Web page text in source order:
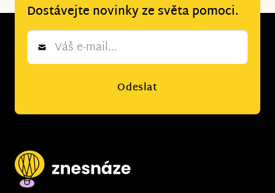
Dostávejte novinky ze světa pomoci.
Newsletter
Odeslat